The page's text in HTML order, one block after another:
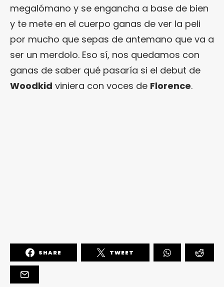
megalómano y se engancha a base de bien
y te mete en el cuerpo ganas de ver la peli
por mucho que sepas de antemano que va a
ser un merdolo. Eso sí, nos quedamos con
ganas de saber qué pasaría si el debut de
Woodkid viniera con voces de Florence.
SHARE TWEET